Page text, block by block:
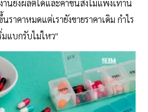
านยังผลิตได้และค่าขนส่งไม่แพงเท่านี้
าคาหมดแต่เรายังขายราคาเดิม กำไร
มแบกรับไม่ไหว"